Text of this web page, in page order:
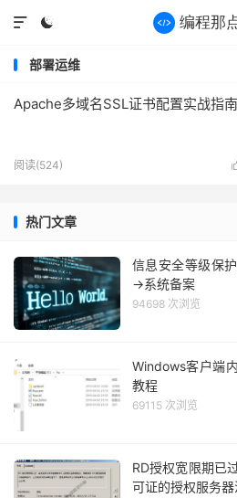


部署运维
Apache多域名SSL证书配置实战指南
阅读(524)
热门文章
信息安全等级保
→系统备案
94698 次浏览
Windows客户端
教程
69115 次浏览
RD授权宽限期已
可证的授权服务器